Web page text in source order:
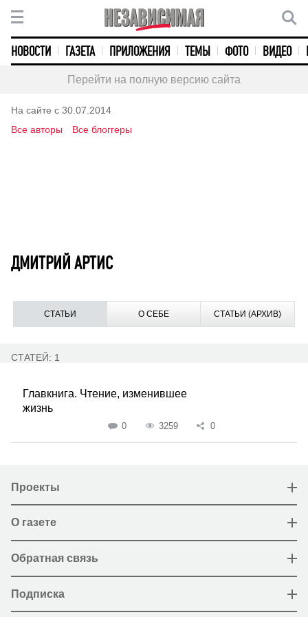
НОВОСТИ ГАЗЕТА ПРИЛОЖЕНИЯ ТЕМЫ ФОТО ВИДЕО
Перейти на полную версию сайта
На сайте с 30.07.2014
Все авторы
Все блоггеры
ДМИТРИЙ АРТИС
СТАТЬИ О СЕБЕ СТАТЬИ (АРХИВ)
СТАТЕЙ: 1
Главкнига. Чтение, изменившее
жизнь
0 3259 0
Проекты
О газете
Обратная связь
Подписка